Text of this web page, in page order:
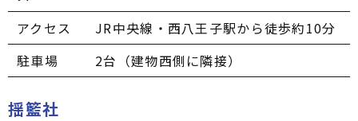
アクセス
JR中央線・西八王子駅から徒歩約10分
駐車場
2台（建物西側に隣接）
揺籃社